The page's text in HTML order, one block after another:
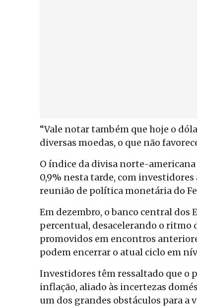
“Vale notar também que hoje o
diversas moedas, o que não
O índice da divisa norte-americana
0,9% nesta tarde, com
reunião de política monetária do
Em dezembro, o banco central dos
percentual, desacelerando o ritmo
promovidos em encontros
podem encerrar o atual ciclo em
Investidores têm ressaltado que o
inflação, aliado às incertezas
um dos grandes obstáculos para a